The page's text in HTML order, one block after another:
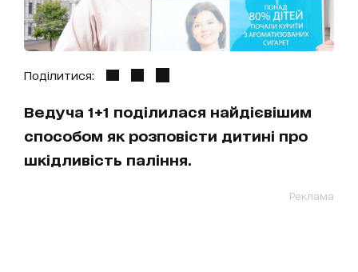
Поділитися:
Ведуча 1+1 поділилася найдієвішим
способом як розповісти дитині про
шкідливість паління.
Реклама